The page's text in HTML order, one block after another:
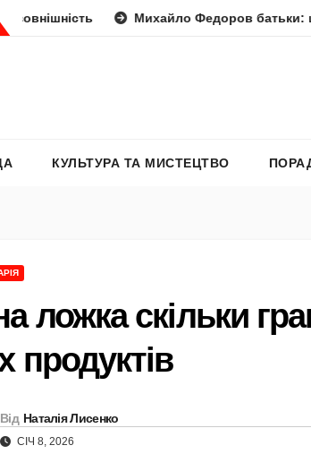
Михайло Федоров батьки: що відомо
КУЛЬТУРА ТА МИСТЕЦТВО
ложка скільки
продуктів
Від Наталія Лисенко
СІЧ 8, 2026